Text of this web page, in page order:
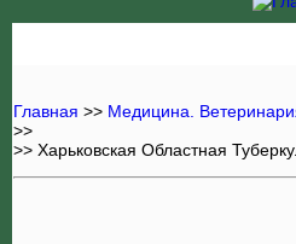
Главная >> Медицина.
>>
>> Харьковская Областная